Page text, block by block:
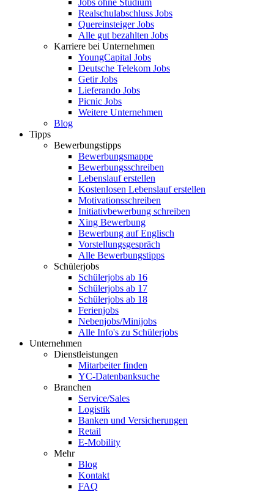
Jobs ohne Studium
Realschulabschluss Jobs
Quereinsteiger Jobs
Alle gut bezahlten Jobs
Karriere bei Unternehmen
YoungCapital Jobs
Deutsche Telekom Jobs
Getir Jobs
Lieferando Jobs
Picnic Jobs
Weitere Unternehmen
Blog
Tipps
Bewerbungstipps
Bewerbungsmappe
Bewerbungsschreiben
Lebenslauf erstellen
Kostenlosen Lebenslauf erstellen
Motivationsschreiben
Initiativbewerbung schreiben
Xing Bewerbung
Bewerbung auf Englisch
Vorstellungsgespräch
Alle Bewerbungstipps
Schülerjobs
Schülerjobs ab 16
Schülerjobs ab 17
Schülerjobs ab 18
Ferienjobs
Nebenjobs/Minijobs
Alle Info's zu Schülerjobs
Unternehmen
Dienstleistungen
Mitarbeiter finden
YC-Datenbanksuche
Branchen
Service/Sales
Logistik
Banken und Versicherungen
Retail
E-Mobility
Mehr
Blog
Kontakt
FAQ